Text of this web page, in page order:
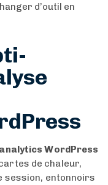
d’outil en
WordPress
de chaleur,
session, entonnoirs